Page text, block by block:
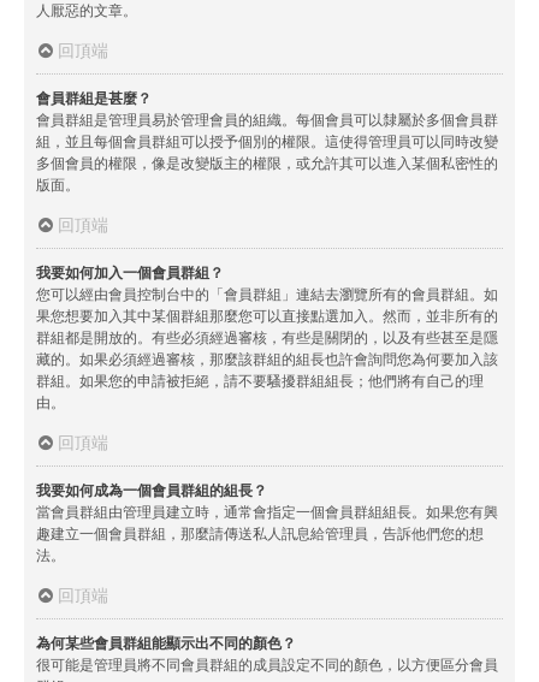
人厭惡的文章。
回頂端
會員群組是甚麼？
會員群組是管理員易於管理會員的組織。每個會員可以隸屬於多個會員群
組，並且每個會員群組可以授予個別的權限。這使得管理員可以同時改變
多個會員的權限，像是改變版主的權限，或允許其可以進入某個私密性的
版面。
回頂端
我要如何加入一個會員群組？
您可以經由會員控制台中的「會員群組」連結去瀏覽所有的會員群組。如
果您想要加入其中某個群組那麼您可以直接點選加入。然而，並非所有的
群組都是開放的。有些必須經過審核，有些是關閉的，以及有些甚至是隱
藏的。如果必須經過審核，那麼該群組的組長也許會詢問您為何要加入該
群組。如果您的申請被拒絕，請不要騷擾群組組長；他們將有自己的理
由。
回頂端
我要如何成為一個會員群組的組長？
當會員群組由管理員建立時，通常會指定一個會員群組組長。如果您有興
趣建立一個會員群組，那麼請傳送私人訊息給管理員，告訴他們您的想
法。
回頂端
為何某些會員群組能顯示出不同的顏色？
很可能是管理員將不同會員群組的成員設定不同的顏色，以方便區分會員